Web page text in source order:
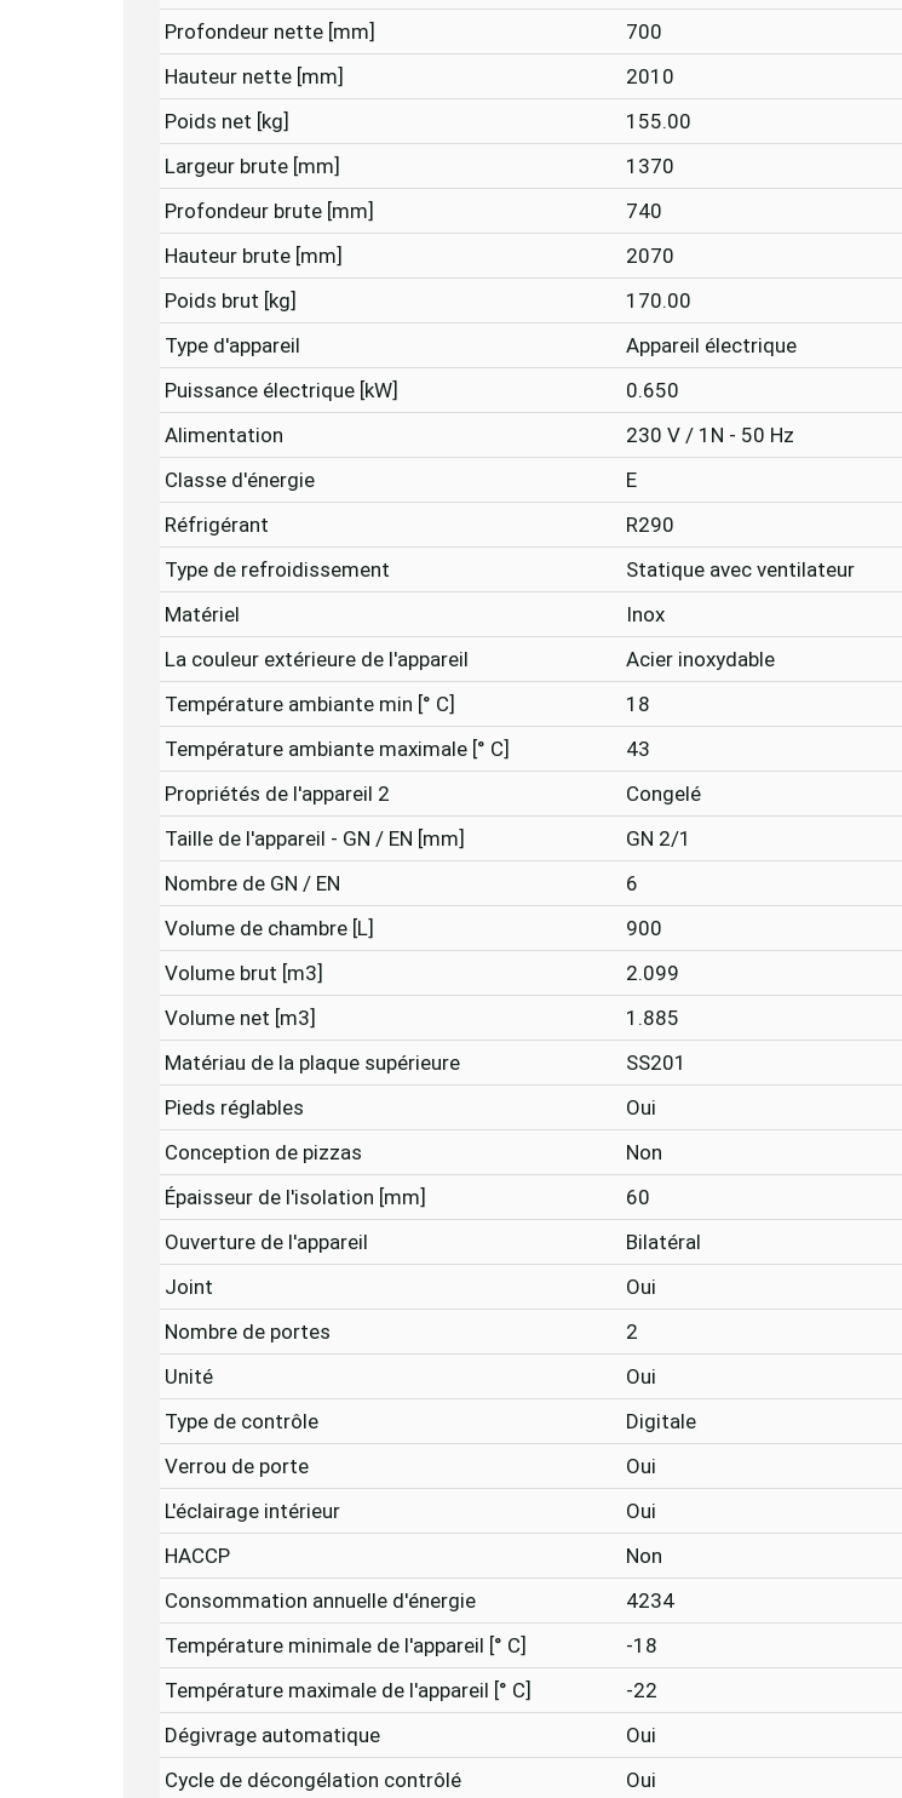
Profondeur nette [mm]
700
Hauteur nette [mm]
2010
Poids net [kg]
155.00
Largeur brute [mm]
1370
Profondeur brute [mm]
740
Hauteur brute [mm]
2070
Poids brut [kg]
170.00
Type d'appareil
Appareil électrique
Puissance électrique [kW]
0.650
Alimentation
230 V / 1N - 50 Hz
Classe d'énergie
E
Réfrigérant
R290
Type de refroidissement
Statique avec ventilateur
Matériel
Inox
La couleur extérieure de l'appareil
Acier inoxydable
Température ambiante min [° C]
18
Température ambiante maximale [° C]
43
Propriétés de l'appareil 2
Congelé
Taille de l'appareil - GN / EN [mm]
GN 2/1
Nombre de GN / EN
6
Volume de chambre [L]
900
Volume brut [m3]
2.099
Volume net [m3]
1.885
Matériau de la plaque supérieure
SS201
Pieds réglables
Oui
Conception de pizzas
Non
Épaisseur de l'isolation [mm]
60
Ouverture de l'appareil
Bilatéral
Joint
Oui
Nombre de portes
2
Unité
Oui
Type de contrôle
Digitale
Verrou de porte
Oui
L'éclairage intérieur
Oui
HACCP
Non
Consommation annuelle d'énergie
4234
Température minimale de l'appareil [° C]
-18
Température maximale de l'appareil [° C]
-22
Dégivrage automatique
Oui
Cycle de décongélation contrôlé
Oui